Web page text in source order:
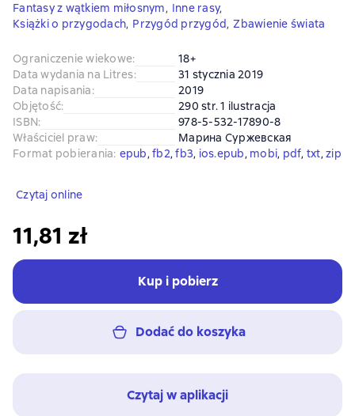
Fantasy z wątkiem miłosnym, Inne rasy,
Książki o przygodach, Przygód przygód, Zbawienie świata
Ograniczenie wiekowe:
18+
Data wydania na Litres:
31 stycznia 2019
Data napisania:
2019
Objętość:
290 str. 1 ilustracja
ISBN:
978-5-532-17890-8
Właściciel praw:
Марина Суржевская
Format pobierania: epub, fb2, fb3, ios.epub, mobi, pdf, txt, zip
Czytaj online
11,81 zł
Kup i pobierz
Dodać do koszyka
Czytaj w aplikacji